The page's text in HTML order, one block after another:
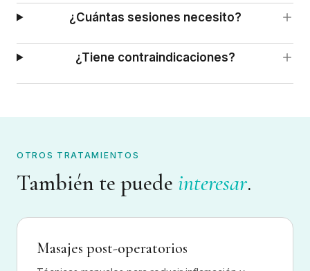
¿Cuántas sesiones necesito?
¿Tiene contraindicaciones?
OTROS TRATAMIENTOS
También te puede interesar.
Masajes post-operatorios